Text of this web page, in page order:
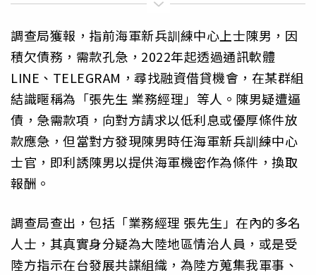
調查局獲報，指前海軍新兵訓練中心上士陳男，因
積欠債務，需款孔急，2022年起透過通訊軟體
LINE、TELEGRAM，尋找融資借貸機會，在某群組
結識暱稱為「張先生 業務經理」等人。陳男疑遭逼
債，急需款項，向對方請求以低利息或優厚條件放
款應急，但當對方發現陳男時任海軍新兵訓練中心
士官，即利誘陳男以提供海軍機密作為條件，換取
報酬。
調查局查出，包括「業務經理 張先生」在內的多名
人士，其真實身分疑為大陸地區情治人員，或是受
陸方指示在台發展共諜組織，為陸方蒐集我軍事、